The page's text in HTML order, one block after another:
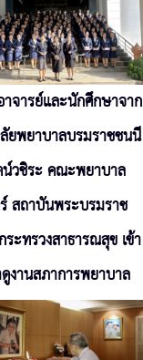
จารย์และนักศึกษาจาก
ยพยาบาลบรมราชชนนี
วชิระ คณะพยาบาล
สถาบันพระบรมราช
ะทรวงสาธารณสุข เข้า
งานสภาการพยาบาล